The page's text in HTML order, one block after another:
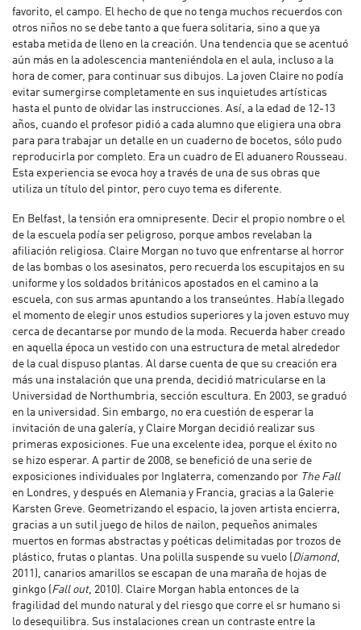
favorito, el campo. El hecho de que no tenga muchos recuerdos con
otros niños no se debe tanto a que fuera solitaria, sino a que ya
estaba metida de lleno en la creación. Una tendencia que se acentuó
aún más en la adolescencia manteniéndola en el aula, incluso a la
hora de comer, para continuar sus dibujos. La joven Claire no podía
evitar sumergirse completamente en sus inquietudes artísticas
hasta el punto de olvidar las instrucciones. Así, a la edad de 12-13
años, cuando el profesor pidió a cada alumno que eligiera una obra
para para trabajar un detalle en un cuaderno de bocetos, sólo pudo
reproducirla por completo. Era un cuadro de El aduanero Rousseau.
Esta experiencia se evoca hoy a través de una de sus obras que
utiliza un título del pintor, pero cuyo tema es diferente.
En Belfast, la tensión era omnipresente. Decir el propio nombre o el
de la escuela podía ser peligroso, porque ambos revelaban la
afiliación religiosa. Claire Morgan no tuvo que enfrentarse al horror
de las bombas o los asesinatos, pero recuerda los escupitajos en su
uniforme y los soldados británicos apostados en el camino a la
escuela, con sus armas apuntando a los transeúntes. Había llegado
el momento de elegir unos estudios superiores y la joven estuvo muy
cerca de decantarse por mundo de la moda. Recuerda haber creado
en aquella época un vestido con una estructura de metal alrededor
de la cual dispuso plantas. Al darse cuenta de que su creación era
más una instalación que una prenda, decidió matricularse en la
Universidad de Northumbria, sección escultura. En 2003, se graduó
en la universidad. Sin embargo, no era cuestión de esperar la
invitación de una galería, y Claire Morgan decidió realizar sus
primeras exposiciones. Fue una excelente idea, porque el éxito no
se hizo esperar. A partir de 2008, se benefició de una serie de
exposiciones individuales por Inglaterra, comenzando por The Fall
en Londres, y después en Alemania y Francia, gracias a la Galerie
Karsten Greve. Geometrizando el espacio, la joven artista encierra,
gracias a un sutil juego de hilos de nailon, pequeños animales
muertos en formas abstractas y poéticas delimitadas por trozos de
plástico, frutas o plantas. Una polilla suspende su vuelo (Diamond,
2011), canarios amarillos se escapan de una maraña de hojas de
ginkgo (Fall out, 2010). Claire Morgan habla entonces de la
fragilidad del mundo natural y del riesgo que corre el sr humano si
lo desequilibra. Sus instalaciones crean un contraste entre la